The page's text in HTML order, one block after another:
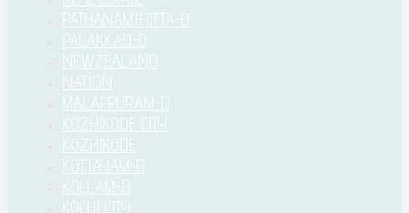
PATHANAMTHITTA-D
PALAKKAD-D
NEWZEALAND
NATION
MALAPPURAM-D
KOZHIKODE CITY
KOZHIKODE
KOTTAYAM-D
KOLLAM-D
KOCHI CITY